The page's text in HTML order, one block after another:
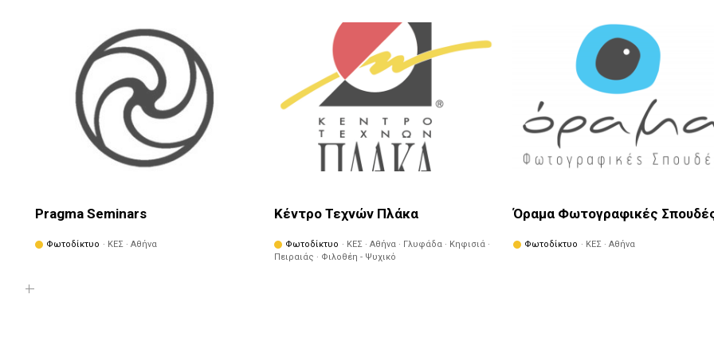
Pragma Seminars
Φωτοδίκτυο · ΚΕΣ · Αθήνα
Κέντρο Τεχνών Πλάκα
Φωτοδίκτυο · ΚΕΣ · Αθήνα · Γλυφάδα · Κηφισιά ·
Πειραιάς · Φιλοθέη - Ψυχικό
Όραμα Φωτογραφικές
Φωτοδίκτυο · ΚΕΣ · Αθήνα